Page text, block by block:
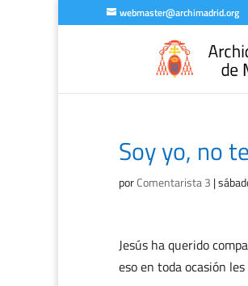
webmaster@archimadrid.org
Soy yo, no
porComentarista 3 |
Jesús ha querido
eso en toda ocasión